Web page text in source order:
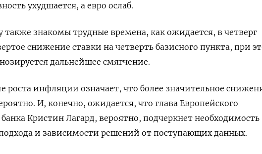
ухудшается, а евро ослаб.
также знакомы трудные времена, как ожидается, в четверг
снижение ставки на четверть базисного пункта, при
дальнейшее смягчение.
роста инфляции означает, что более значительное
И, конечно, ожидается, что глава Европейского
Кристин Лагард, вероятно, подчеркнет необходимость
и зависимости решений от поступающих данных.